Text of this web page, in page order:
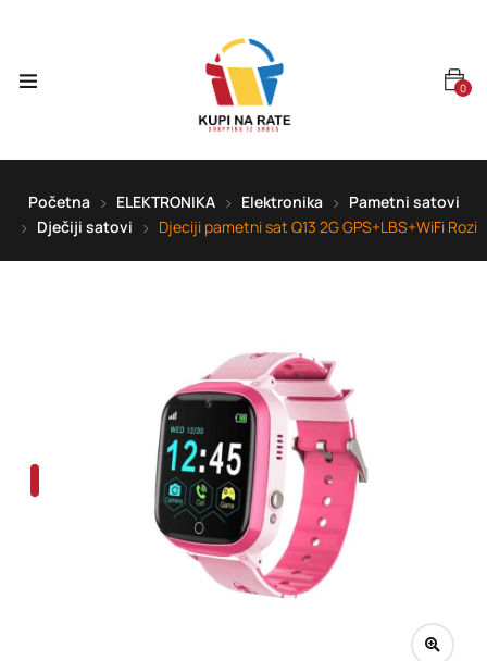
0
Početna ELEKTRONIKA Elektronika
Pametni satovi
Dječiji satovi
Djeciji pametni sat Q13 2G GPS+LBS+WiFi Rozi